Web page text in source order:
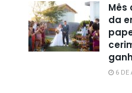
Mês
da
6 DE